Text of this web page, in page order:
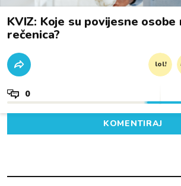
KVIZ: Koje su povijesne
rečenica?
lol!
0
KOMENTIRAJ